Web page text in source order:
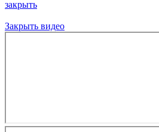
закрыть
Закрыть видео